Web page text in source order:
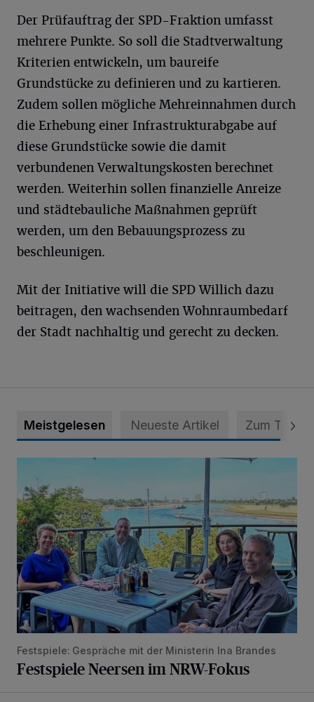
Der Prüfauftrag der SPD-Fraktion umfasst
mehrere Punkte. So soll die Stadtverwaltung
Kriterien entwickeln, um baureife
Grundstücke zu definieren und zu kartieren.
Zudem sollen mögliche Mehreinnahmen durch
die Erhebung einer Infrastrukturabgabe auf
diese Grundstücke sowie die damit
verbundenen Verwaltungskosten berechnet
werden. Weiterhin sollen finanzielle Anreize
und städtebauliche Maßnahmen geprüft
werden, um den Bebauungsprozess zu
beschleunigen.
Mit der Initiative will die SPD Willich dazu
beitragen, den wachsenden Wohnraumbedarf
der Stadt nachhaltig und gerecht zu decken.
Meistgelesen Neueste Artikel Zum Thema
Festspiele: Gespräche mit der Ministerin Ina Brandes
Festspiele Neersen im NRW-Fokus